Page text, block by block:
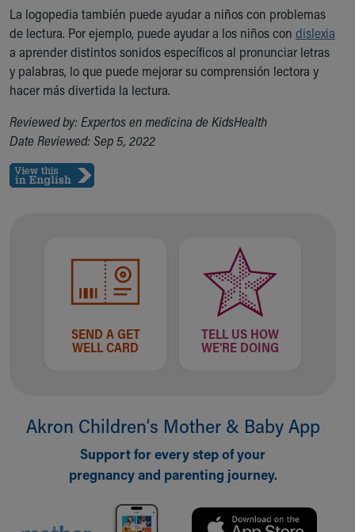
La logopedia también puede ayudar a niños con problemas
de lectura. Por ejemplo, puede ayudar a los niños con dislexia
a aprender distintos sonidos específicos al pronunciar letras
y palabras, lo que puede mejorar su comprensión lectora y
hacer más divertida la lectura.
Reviewed by: Expertos en medicina de KidsHealth
Date Reviewed: Sep 5, 2022
SEND A GET
WELL CARD
TELL US HOW
WE'RE DOING
Akron Children‘s Mother & Baby App
Support for every step of your
pregnancy and parenting journey.